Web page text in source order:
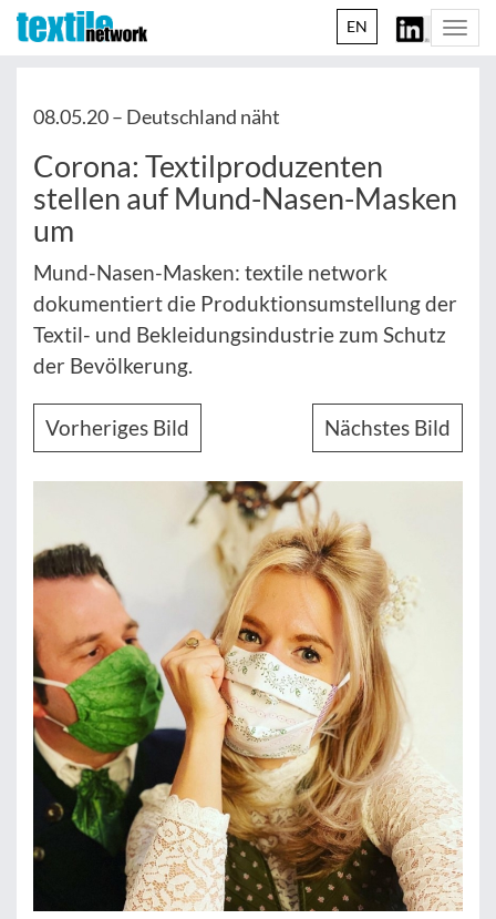
EN
08.05.20 – Deutschland näht
Corona: Textilproduzenten
stellen auf Mund-Nasen-Masken
um
Mund-Nasen-Masken: textile network
dokumentiert die Produktionsumstellung der
Textil- und Bekleidungsindustrie zum Schutz
der Bevölkerung.
Vorheriges Bild Nächstes Bild